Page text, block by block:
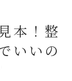
本！整
いいの